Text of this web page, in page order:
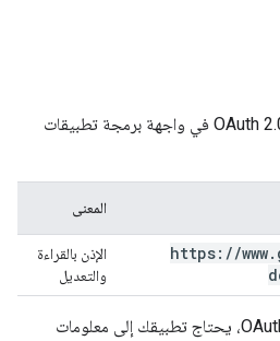
في ما يلي معلومات عن نطاق OAuth 2.0 في واجهة برمجة تطبيقات
المعنى
https: //www.
الإذن بالقراءة
والتعديل
لطلب الوصول باستخدام OAuth 2.0، يحتاج تطبيقك إلى معلومات